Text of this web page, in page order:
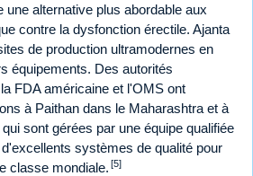
alternative plus abordable aux
contre la dysfonction érectile. Ajanta
de production ultramodernes en
équipements. Des autorités
FDA américaine et l'OMS ont
à Paithan dans le Maharashtra et à
sont gérées par une équipe qualifiée
systèmes de qualité pour
classe mondiale. [5]